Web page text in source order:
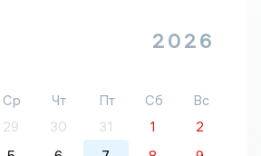
2026
Ср Чт Пт Сб
Вс
29 30 31 1
2